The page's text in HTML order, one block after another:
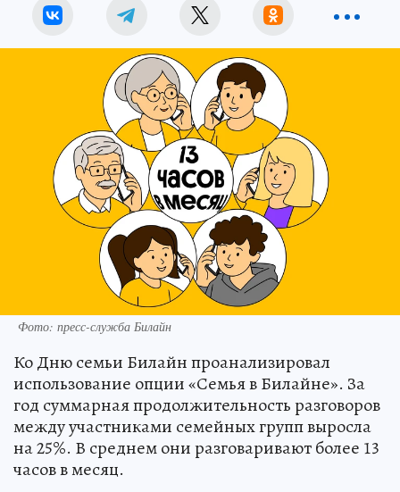
Фото: пресс-служба Билайн
Ко Дню семьи Билайн проанализировал
использование опции «Семья в Билайне». За
год суммарная продолжительность разговоров
между участниками семейных групп выросла
на 25%. В среднем они разговаривают более 13
часов в месяц.